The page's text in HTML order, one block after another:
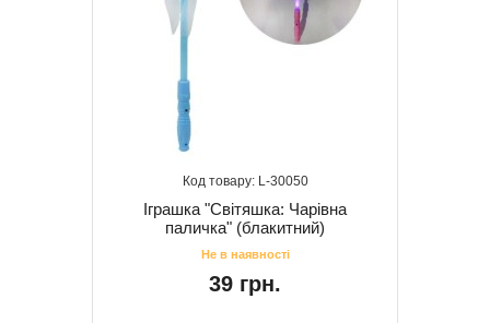
30050
Іграшка "Світяшка: Чарівна
паличка" (блакитний)
39 грн.